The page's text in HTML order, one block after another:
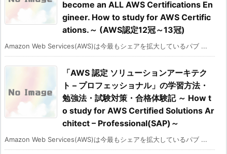
become an ALL AWS Certifications En
gineer. How to study for AWS Certific
ations.～ (AWS認定12冠～13冠)
Amazon Web Services(AWS)は今最もシェアを拡大しているパブ ...
「AWS 認定 ソリューションアーキテク
ト – プロフェッショナル」の学習方法・
勉強法・試験対策・合格体験記 ～ How t
o study for AWS Certified Solutions Ar
chitect – Professional(SAP)～
Amazon Web Services(AWS)は今最もシェアを拡大しているパブ ...